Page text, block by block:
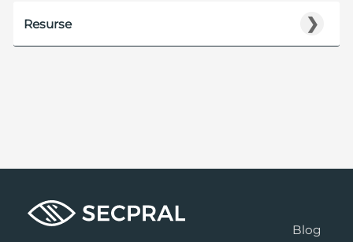
❯
Resurse
Blog